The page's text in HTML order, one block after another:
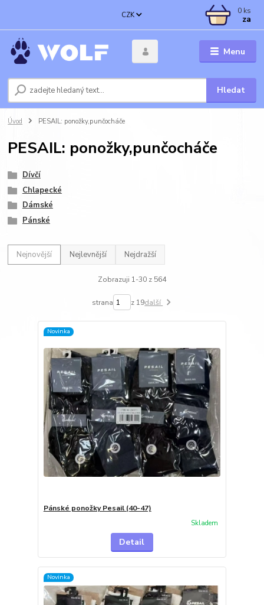
Menu
CZK
Hledat
0 ks
za
Úvod PESAIL: ponožky,punčocháče
PESAIL: ponožky,punčocháče
Dívčí
Chlapecké
Dámské
Pánské
Nejnovější Nejlevnější Nejdražší
Zobrazuji 1-30 z 564
strana z 19další
Novinka
Pánské ponožky Pesail (40-47)
Skladem
Detail
Novinka